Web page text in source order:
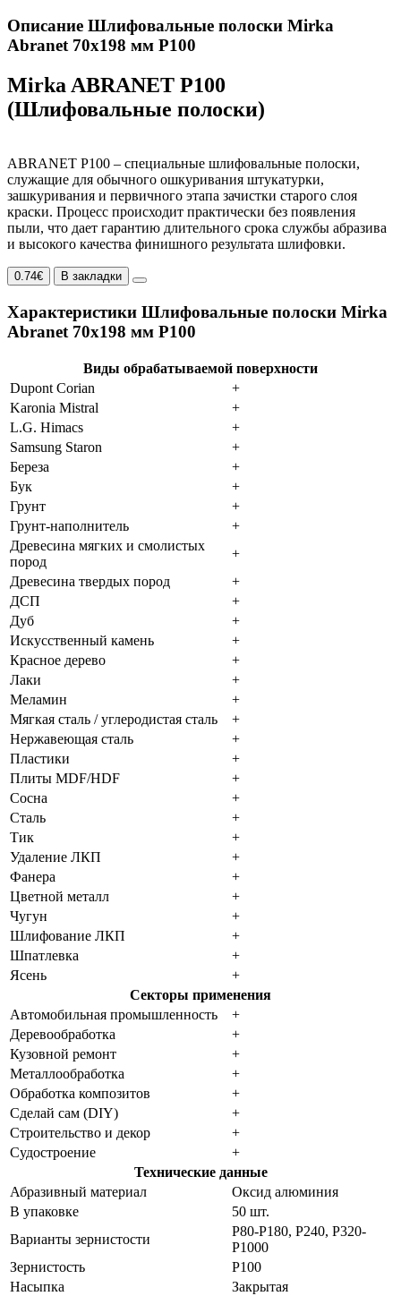
Описание Шлифовальные полоски Mirka
Abranet 70х198 мм P100
Mirka ABRANET P100
(Шлифовальные полоски)
ABRANET P100 – специальные шлифовальные полоски,
служащие для обычного ошкуривания штукатурки,
зашкуривания и первичного этапа зачистки старого слоя
краски. Процесс происходит практически без появления
пыли, что дает гарантию длительного срока службы абразива
и высокого качества финишного результата шлифовки.
0.74€ В закладки
Характеристики Шлифовальные полоски Mirka
Abranet 70х198 мм P100
Виды обрабатываемой поверхности
Dupont Corian
+
Karonia Mistral
+
L.G. Himacs
+
Samsung Staron
+
Береза
+
Бук
+
Грунт
+
Грунт-наполнитель
+
Древесина мягких и смолистых
пород
+
Древесина твердых пород
+
ДСП
+
Дуб
+
Искусственный камень
+
Красное дерево
+
Лаки
+
Меламин
+
Мягкая сталь / углеродистая сталь
+
Нержавеющая сталь
+
Пластики
+
Плиты MDF/HDF
+
Сосна
+
Сталь
+
Тик
+
Удаление ЛКП
+
Фанера
+
Цветной металл
+
Чугун
+
Шлифование ЛКП
+
Шпатлевка
+
Ясень
+
Секторы применения
Автомобильная промышленность
+
Деревообработка
+
Кузовной ремонт
+
Металлообработка
+
Обработка композитов
+
Сделай сам (DIY)
+
Строительство и декор
+
Судостроение
+
Технические данные
Абразивный материал
Оксид алюминия
В упаковке
50 шт.
Варианты зернистости
P80-P180, P240, P320-
P1000
Зернистость
P100
Насыпка
Закрытая